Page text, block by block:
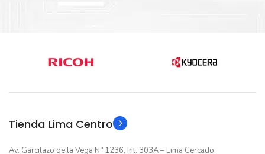
GARANTIA 12 meses GARANTIA 12 meses
Tienda Lima Centro
Av. Garcilazo de la Vega N° 1236, Int. 303A – Lima Cercado.